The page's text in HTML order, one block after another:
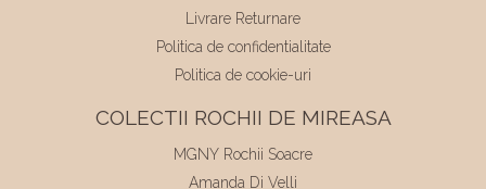
Livrare Returnare
Politica de confidentialitate
Politica de cookie-uri
COLECTII ROCHII DE MIREASA
MGNY Rochii Soacre
Amanda Di Velli